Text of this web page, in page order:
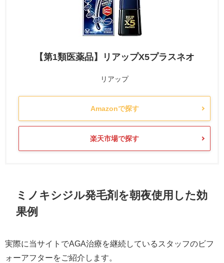
【第1類医薬品】リアップX5プラスネオ
リアップ
Amazonで探す
楽天市場で探す
ミノキシジル発毛剤を朝夜使用した効
果例
実際に当サイトでAGA治療を継続しているスタッフのビフ
ォーアフターをご紹介します。